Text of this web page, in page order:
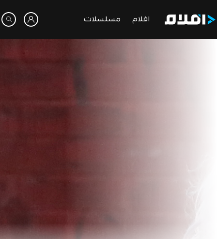
افلام مسلسلات